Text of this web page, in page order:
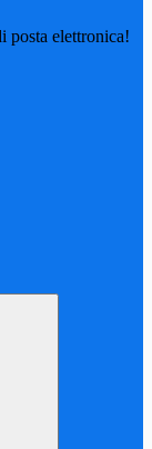
posta elettronica!